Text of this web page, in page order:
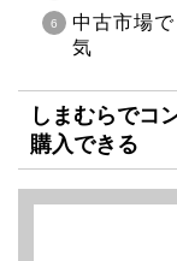
中古市場
気
しまむらでコ
購入できる